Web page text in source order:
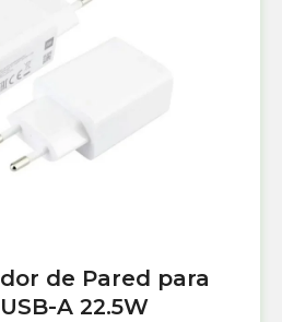
de Pared para
A 22.5W